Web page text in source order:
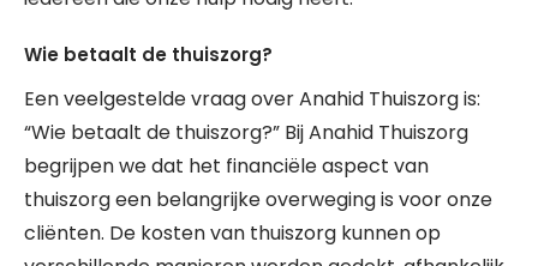
Wie betaalt de thuiszorg?
Een veelgestelde vraag over Anahid Thuiszorg is:
“Wie betaalt de thuiszorg?” Bij Anahid Thuiszorg
begrijpen we dat het financiële aspect van
thuiszorg een belangrijke overweging is voor onze
cliënten. De kosten van thuiszorg kunnen op